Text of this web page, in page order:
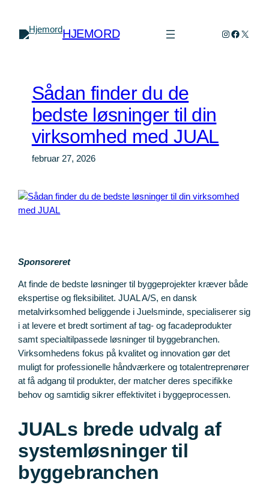
indhold
HJEMORD Instagram
X
Sådan finder du de
bedste løsninger til din
virksomhed med JUAL
februar 27, 2026
Sponsoreret
At finde de bedste løsninger til byggeprojekter kræver både
ekspertise og fleksibilitet. JUAL A/S, en dansk
metalvirksomhed beliggende i Juelsminde, specialiserer sig
i at levere et bredt sortiment af tag- og facadeprodukter
samt specialtilpassede løsninger til byggebranchen.
Virksomhedens fokus på kvalitet og innovation gør det
muligt for professionelle håndværkere og totalentreprenører
at få adgang til produkter, der matcher deres specifikke
behov og samtidig sikrer effektivitet i byggeprocessen.
JUALs brede udvalg af
systemløsninger til
byggebranchen